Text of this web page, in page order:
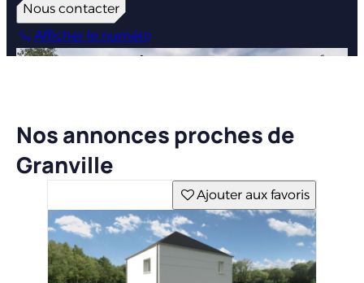
Nous contacter
Afficher le numéro
Nos annonces proches de
Granville
Ajouter aux favoris